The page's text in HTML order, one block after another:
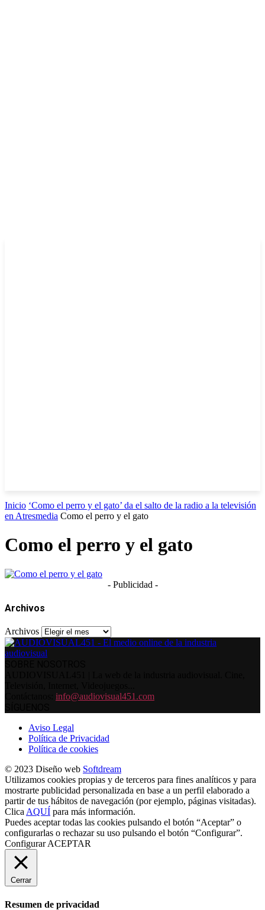
Inicio ‘Como el perro y el gato’ da el salto de la radio a la televisión
en Atresmedia Como el perro y el gato
Como el perro y el gato
- Publicidad -
Archivos
Archivos
info@audiovisual451.com
Aviso Legal
Política de Privacidad
Política de cookies
© 2023 Diseño web Softdream
Utilizamos cookies propias y de terceros para fines analíticos y para
mostrarte publicidad personalizada en base a un perfil elaborado a
partir de tus hábitos de navegación (por ejemplo, páginas visitadas).
ClicaAQUÍ para más información.
Puedes aceptar todas las cookies pulsando el botón “Aceptar” o
configurarlas o rechazar su uso pulsando el botón “Configurar”.
ConfigurarACEPTAR
Cerrar
Resumen de privacidad